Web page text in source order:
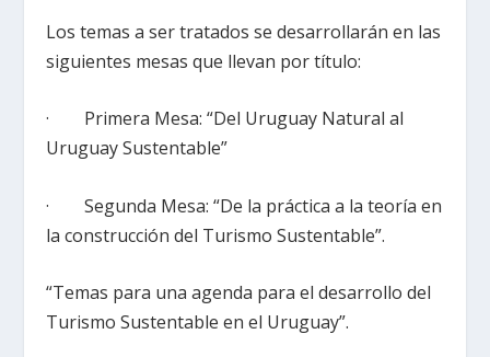
Los temas a ser tratados se desarrollarán en las
siguientes mesas que llevan por título:
· Primera Mesa: “Del Uruguay Natural al
Uruguay Sustentable”
· Segunda Mesa: “De la práctica a la teoría en
la construcción del Turismo Sustentable”.
“Temas para una agenda para el desarrollo del
Turismo Sustentable en el Uruguay”.